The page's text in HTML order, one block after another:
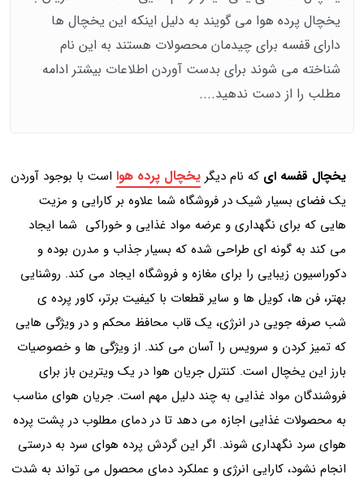
یخچال پرده هوا می گویند به دلیل اینکه این یخچال ها
دارای قفسه برای چیدمان محصولات هستند به این نام
شناخته می شوند برای بدست آوردن اطلاعات بیشتر ادامه
مطلب را از دست ندهید....
یخچال قفسه ای که نام دیگر یخچال پرده هوا است با بوجود آوردن
یک فضای بسیار شیک در فروشگاه شما علاوه بر کارایی و مزیت
هایی که برای نگهداری و عرضه مواد غذایی و خوراکی شما ایجاد
می کند به گونه ای طراحی شده که بسیار جذاب و مدرن بوده و
دکوراسیون زیبایی را برای مغازه و فروشگاه ایجاد می کند. روشنایی
بهتر، فن ها، کویل ها و سایر قطعات با کیفیت برتر، کاور پرده ی
شب صرفه جویی در انرژی، یک قاب محافظ محکم و در ویژگی هایی
که تمیز کردن و سرویس را آسان می کند. از ویژگی ها و خصوصیات
بارز این یخچال است. کنترل جریان هوا در یک ویترین باز برای
فروشندگان مواد غذایی به چند دلیل مهم است. جریان هوای مناسب
به محصولات غذایی اجازه می دهد تا در دمای مطلوب در پشت پرده
هوای سرد نگهداری شوند. اگر این گردش پرده هوای سرد به درستی
انجام نشود، کارایی انرژی و عملکرد دمای محصول می تواند به شدت